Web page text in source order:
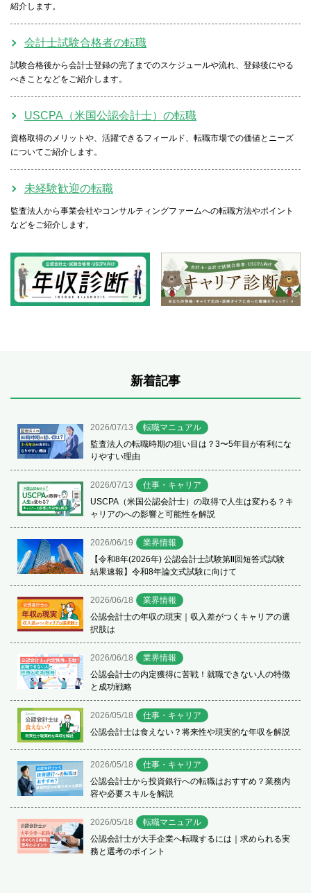
紹介します。
会計士試験合格者の転職
試験合格後から会計士登録の完了までのスケジュールや流れ、登録後にやる
べきことなどをご紹介します。
USCPA（米国公認会計士）の転職
資格取得のメリットや、活躍できるフィールド、転職市場での価値とニーズ
についてご紹介します。
未経験歓迎の転職
監査法人から事業会社やコンサルティングファームへの転職方法やポイント
などをご紹介します。
新着記事
2026/07/13
転職マニュアル
監査法人の転職時期の狙い目は？3〜5年目が有利にな
りやすい理由
2026/07/13
仕事・キャリア
USCPA（米国公認会計士）の取得で人生は変わる？キ
ャリアのへの影響と可能性を解説
2026/06/19
業界情報
【令和8年(2026年) 公認会計士試験第Ⅱ回短答式試験
結果速報】令和8年論文式試験に向けて
2026/06/18
業界情報
公認会計士の年収の現実｜収入差がつくキャリアの選
択肢は
2026/06/18
業界情報
公認会計士の内定獲得に苦戦！就職できない人の特徴
と成功戦略
2026/05/18
仕事・キャリア
公認会計士は食えない？将来性や現実的な年収を解説
2026/05/18
仕事・キャリア
公認会計士から投資銀行への転職はおすすめ？業務内
容や必要スキルを解説
2026/05/18
転職マニュアル
公認会計士が大手企業へ転職するには｜求められる実
務と選考のポイント